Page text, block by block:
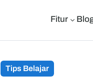
Fitur3
Tips Belajar